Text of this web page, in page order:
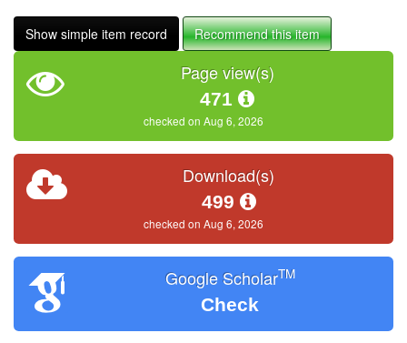
Show simple item record Recommend this item
Page view(s)
471
checked on Aug 6, 2026
Download(s)
499
checked on Aug 6, 2026
Google ScholarTM
Check